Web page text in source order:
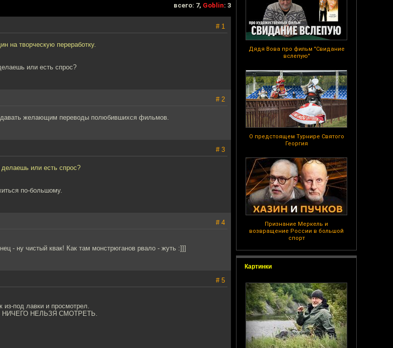
Дядя Вова про фильм "Свидание
вслепую"
О предстоящем Турнире Святого
Георгия
Признание Меркель и
возвращение России в большой
спорт
Картинки
всего: 7, Goblin: 3
# 1
на творческую переработку.
или есть спрос?
# 2
желающим переводы полюбившихся фильмов.
# 3
или есть спрос?
по-большому.
# 4
- ну чистый квак! Как там монстрюганов рвало - жуть :]]]
# 5
из-под лавки и просмотрел.
НИЧЕГО НЕЛЬЗЯ СМОТРЕТЬ.